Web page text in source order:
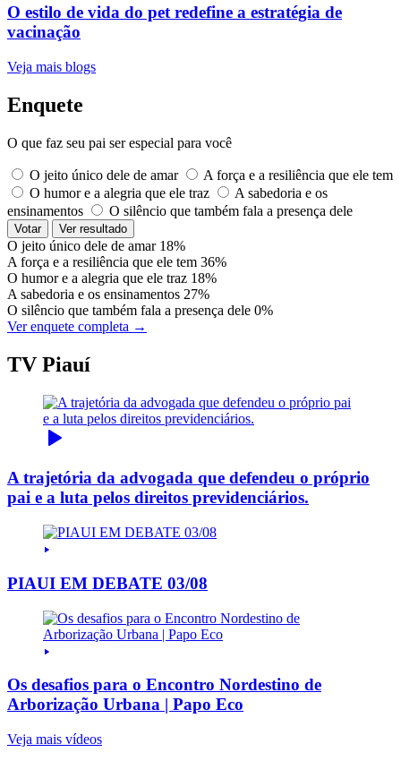
O estilo de vida do pet redefine a estratégia de
vacinação
Veja mais blogs
Enquete
O que faz seu pai ser especial para você
O jeito único dele de amar
A força e a resiliência que ele tem
O humor e a alegria que ele traz
A sabedoria e os
ensinamentos
O silêncio que também fala a presença dele
Votar Ver resultado
O jeito único dele de amar 18%
A força e a resiliência que ele tem 36%
O humor e a alegria que ele traz 18%
A sabedoria e os ensinamentos 27%
O silêncio que também fala a presença dele 0%
Ver enquete completa →
TV Piauí
A trajetória da advogada que defendeu o próprio
pai e a luta pelos direitos previdenciários.
PIAUI EM DEBATE 03/08
Os desafios para o Encontro Nordestino de
Arborização Urbana | Papo Eco
Veja mais vídeos